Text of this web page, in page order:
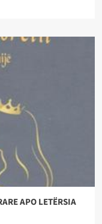
APO LETËRSIA